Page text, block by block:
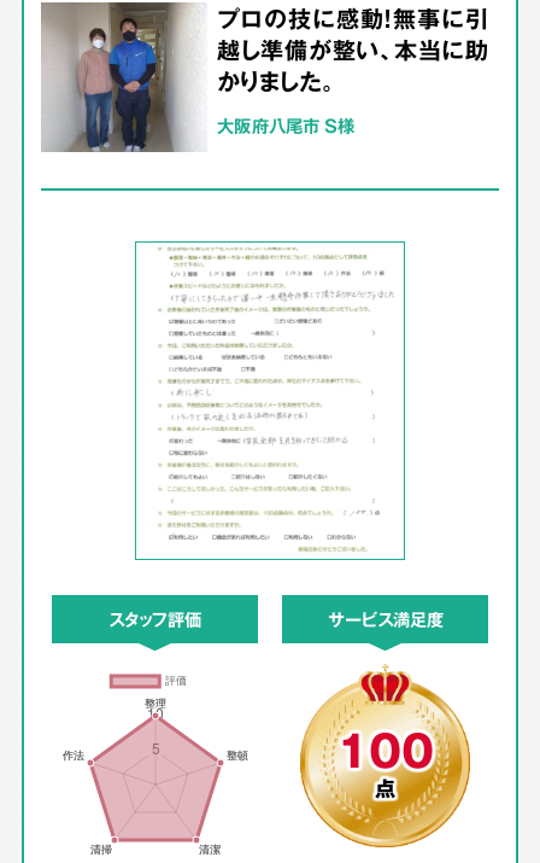
プロの技に感動！無事に引
越し準備が整い、本当に助
かりました。
大阪府八尾市 S様
スタッフ評価 サービス満足度
100
点